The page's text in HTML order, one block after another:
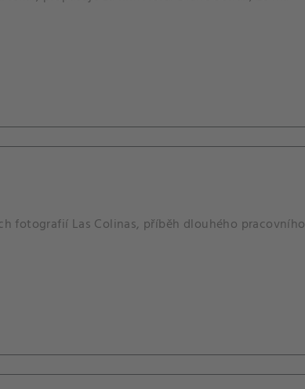
fotografií Las Colinas, příběh dlouhého pracovního